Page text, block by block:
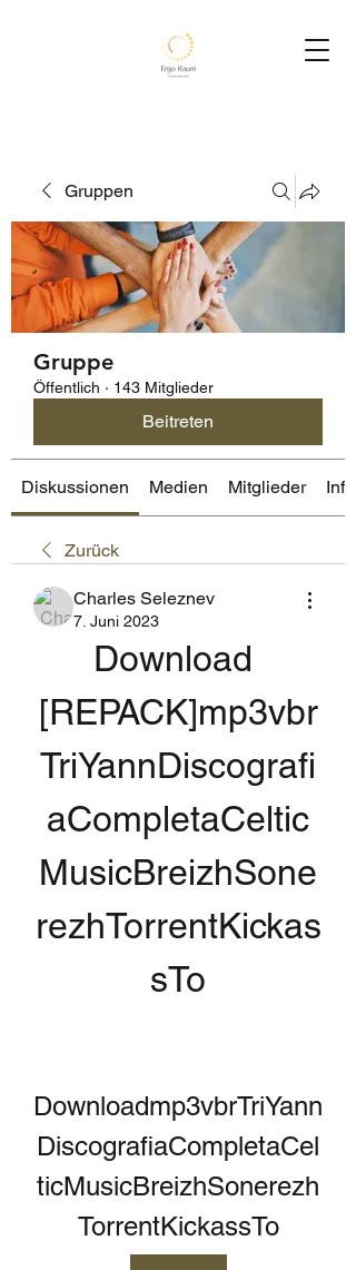
Gruppen
Gruppe
Öffentlich · 143 Mitglieder
Beitreten
Diskussionen Medien Mitglieder Info
Zurück
Charles Seleznev
7. Juni 2023
Download
[REPACK]mp3vbr
TriYannDiscografi
aCompletaCeltic
MusicBreizhSone
rezhTorrentKickas
sTo
Downloadmp3vbrTriYann
DiscografiaCompletaCel
ticMusicBreizhSonerezh
TorrentKickassTo